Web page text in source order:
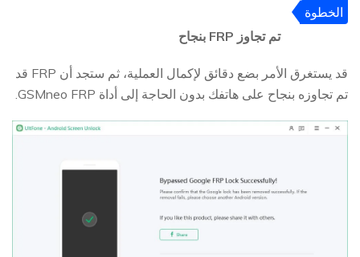
الخطوة
تم تجاوز FRP بنجاح
قد يستغرق الأمر بضع دقائق لإكمال العملية، ثم ستجد أن FRP قد
تم تجاوزه بنجاح على هاتفك بدون الحاجة إلى أداة GSMneo FRP.